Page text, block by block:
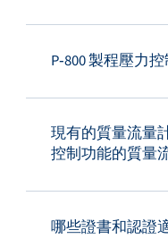
P‑800 製程壓力
現有的質量流量
控制功能的質量
哪些證書和認證